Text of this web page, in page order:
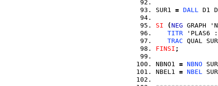
SUR1 = DALL D1
SI (NEG GRAPH
TITR 'PLAS6 :
TRAC QUAL
FINSI ;
NBNO1 = NBNO
NBEL1 = NBEL